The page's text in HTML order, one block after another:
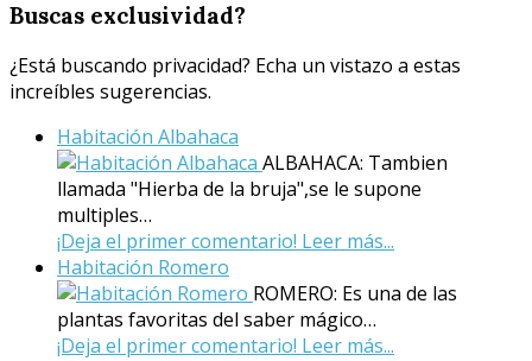
Buscas exclusividad?
¿Está buscando privacidad? Echa un vistazo a estas
increíbles sugerencias.
Habitación Albahaca
ALBAHACA: Tambien
llamada "Hierba de la bruja",se le supone
multiples…
¡Deja el primer comentario! Leer más...
Habitación Romero
ROMERO: Es una de las
plantas favoritas del saber mágico…
¡Deja el primer comentario! Leer más...